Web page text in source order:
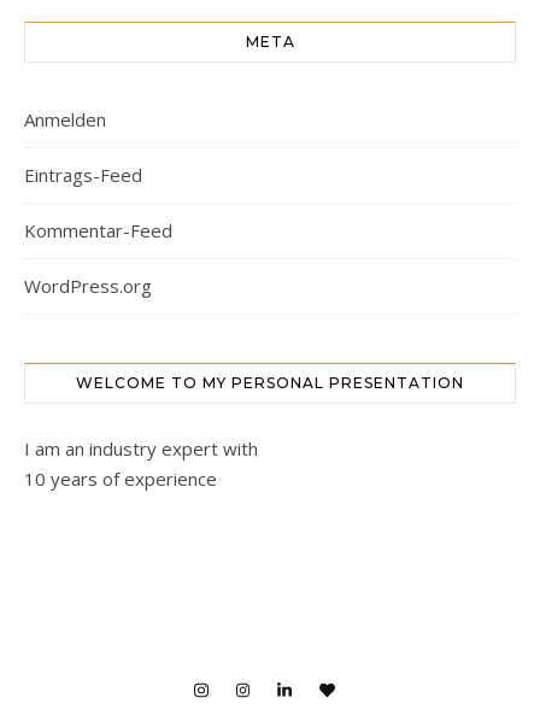
META
Anmelden
Eintrags-Feed
Kommentar-Feed
WordPress.org
WELCOME TO MY PERSONAL PRESENTATION
I am an industry expert with
10 years of experience